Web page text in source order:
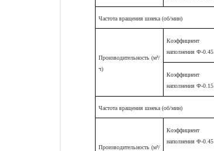
Частота вращения шнека (об/мин)
Производительность (м³/
ч)
Коэффициент
наполнения Ф-0.45
Коэффициент
наполнения Ф-0.15
Частота вращения шнека (об/мин)
Производительность (м³/
Коэффициент
наполнения Ф-0.45